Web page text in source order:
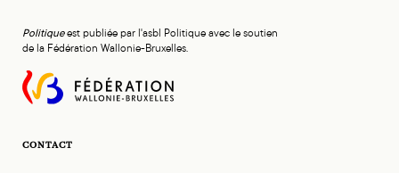
Politiqueest publiée par l'asbl Politique avec le soutien
de la Fédération Wallonie-Bruxelles.
CONTACT